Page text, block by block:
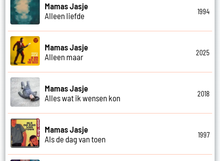
Mamas Jasje
Alleen liefde
1994
Mamas Jasje
Alleen maar
2025
Mamas Jasje
Alles wat ik wensen kon
2018
Mamas Jasje
Als de dag van toen
1997